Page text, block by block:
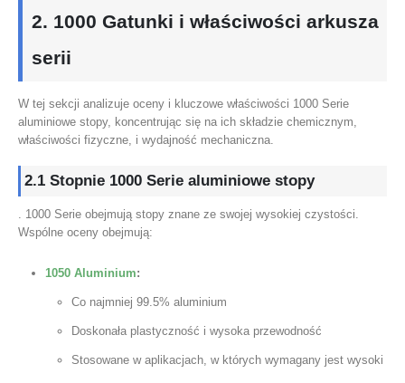
2. 1000 Gatunki i właściwości arkusza
serii
W tej sekcji analizuje oceny i kluczowe właściwości 1000 Serie
aluminiowe stopy, koncentrując się na ich składzie chemicznym,
właściwości fizyczne, i wydajność mechaniczna.
2.1 Stopnie 1000 Serie aluminiowe stopy
. 1000 Serie obejmują stopy znane ze swojej wysokiej czystości.
Wspólne oceny obejmują:
1050 Aluminium:
Co najmniej 99.5% aluminium
Doskonała plastyczność i wysoka przewodność
Stosowane w aplikacjach, w których wymagany jest wysoki